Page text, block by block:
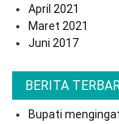
April 2021
Maret 2021
Juni 2017
BERITA
Bupati